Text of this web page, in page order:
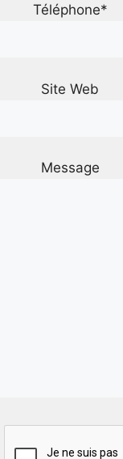
Téléphone*
Site Web
Message